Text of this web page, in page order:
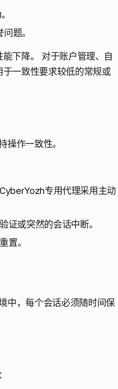
题。
下降。 对于账户管理、自
一致性要求较低的常规或
操作一致性。
专用代理采用主动
或突然的会话中断。
置。
中，每个会话必须随时间保